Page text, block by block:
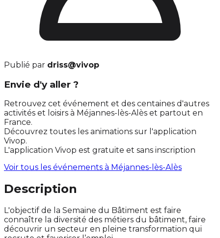
Publié par driss@vivop
Envie d'y aller ?
Retrouvez cet événement et des centaines d'autres
activités et loisirs à Méjannes-lès-Alès et partout en
France.
Découvrez toutes les animations sur l'application
Vivop.
L'application Vivop est gratuite et sans inscription
Voir tous les événements à Méjannes-lès-Alès
Description
L'objectif de la Semaine du Bâtiment est faire
connaître la diversité des métiers du bâtiment, faire
découvrir un secteur en pleine transformation qui